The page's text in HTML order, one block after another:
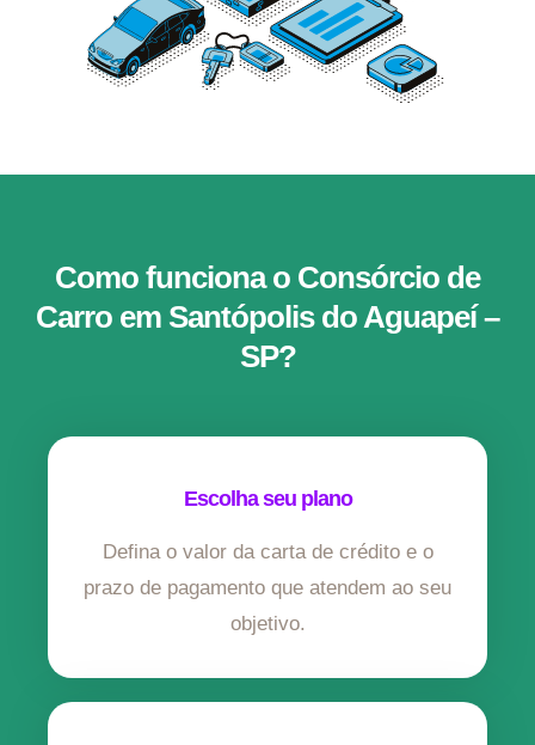
Como funciona o Consórcio de
Carro em Santópolis do Aguapeí –
SP?
Escolha seu plano
Defina o valor da carta de crédito e o
prazo de pagamento que atendem ao seu
objetivo.